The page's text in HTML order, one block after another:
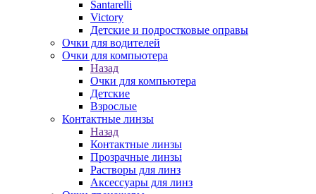
Santarelli
Victory
Детские и подростковые оправы
Очки для водителей
Очки для компьютера
Назад
Очки для компьютера
Детские
Взрослые
Контактные линзы
Назад
Контактные линзы
Прозрачные линзы
Растворы для линз
Аксессуары для линз